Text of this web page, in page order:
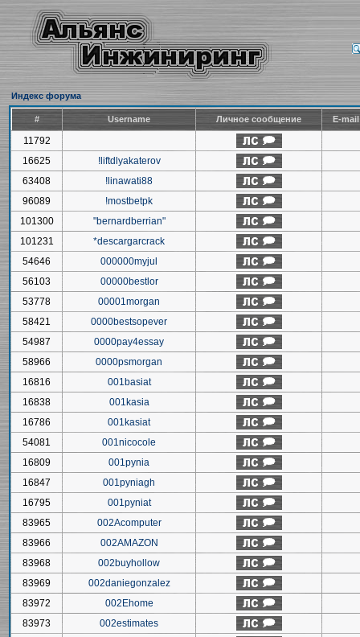
Индекс форума
# Username Личное сообщение E-
11792
16625
!liftdlyakaterov
63408
!linawati88
96089
!mostbetpk
101300
"bernardberrian"
101231
*descargarcrack
54646
000000myjul
56103
00000bestlor
53778
00001morgan
58421
0000bestsopever
54987
0000pay4essay
58966
0000psmorgan
16816
001basiat
16838
001kasia
16786
001kasiat
54081
001nicocole
16809
001pynia
16847
001pyniagh
16795
001pyniat
83965
002Acomputer
83966
002AMAZON
83968
002buyhollow
83969
002daniegonzalez
83972
002Ehome
83973
002estimates